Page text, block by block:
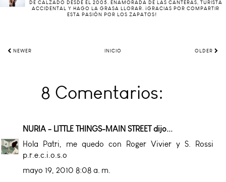
DE CALZADO DESDE EL 2005. ENAMORADA DE LAS CANTERAS, TURISTA
ACCIDENTAL Y HAGO LA GRASA LLORAR. ¡GRACIAS POR COMPARTIR
ESTA PASIÓN POR LOS ZAPATOS!
NEWER INICIO OLDER
8 Comentarios:
NURIA - LITTLE THINGS-MAIN STREETdijo...
Hola Patri, me quedo con Roger Vivier y S. Rossi
p.r.e.c.i.o.s.o
mayo 19, 2010 8:08 a. m.